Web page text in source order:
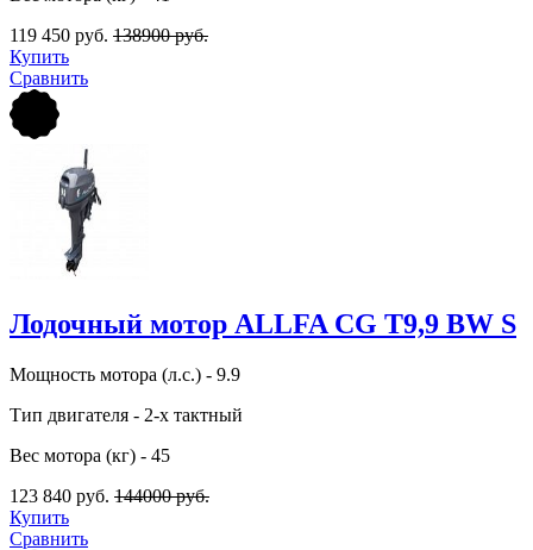
119 450 руб. 138900 руб.
Купить
Сравнить
Лодочный мотор ALLFA CG Т9,9 BW S
Мощность мотора (л.с.) - 9.9
Тип двигателя - 2-х тактный
Вес мотора (кг) - 45
123 840 руб. 144000 руб.
Купить
Сравнить